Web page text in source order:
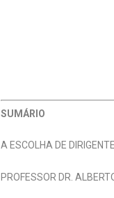
SUMÁRIO
A ESCOLHA DE
PROFESSOR DR.